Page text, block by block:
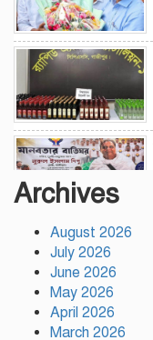
Archives
August 2026
July 2026
June 2026
May 2026
April 2026
March 2026